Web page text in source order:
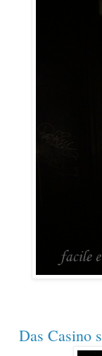
Das Casino